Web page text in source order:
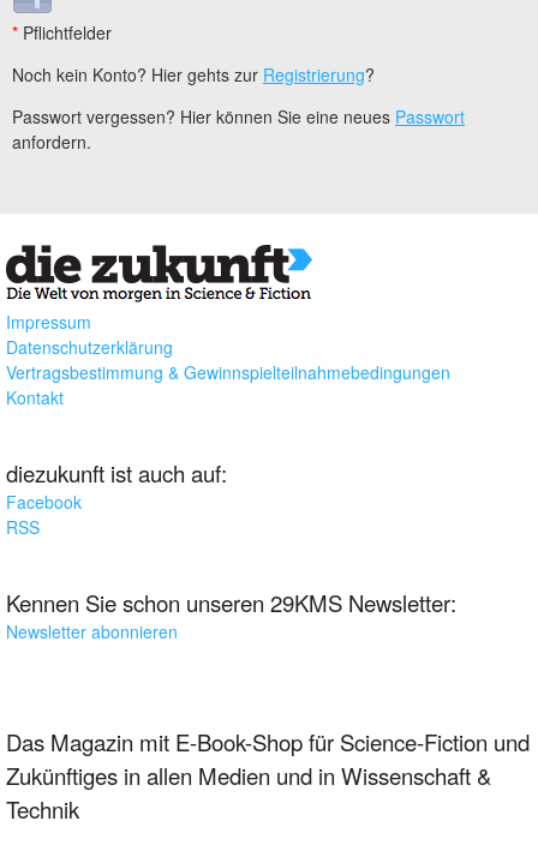
* Pflichtfelder
Noch kein Konto? Hier gehts zur Registrierung?
Passwort vergessen? Hier können Sie eine neues Passwort
anfordern.
Impressum
Datenschutzerklärung
Vertragsbestimmung & Gewinnspielteilnahmebedingungen
Kontakt
diezukunft ist auch auf:
Facebook
RSS
Kennen Sie schon unseren 29KMS Newsletter:
Newsletter abonnieren
Das Magazin mit E-Book-Shop für Science-Fiction und
Zukünftiges in allen Medien und in Wissenschaft &
Technik